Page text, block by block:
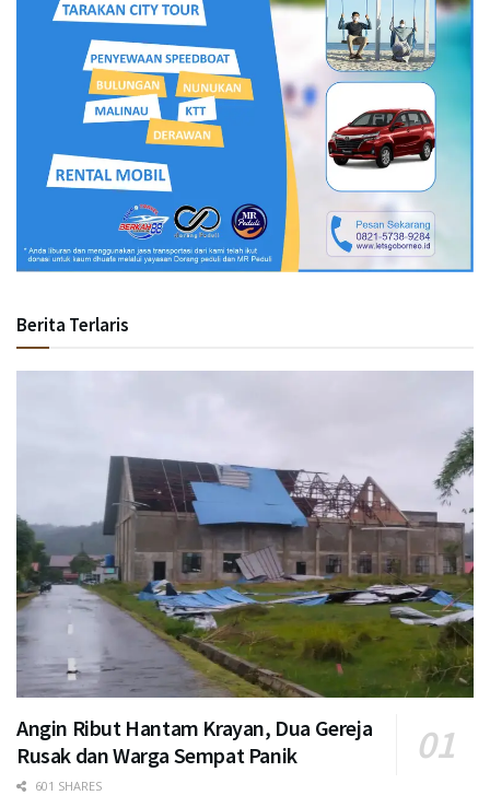
Berita Terlaris
Angin Ribut Hantam Krayan, Dua Gereja
Rusak dan Warga Sempat Panik
601 SHARES